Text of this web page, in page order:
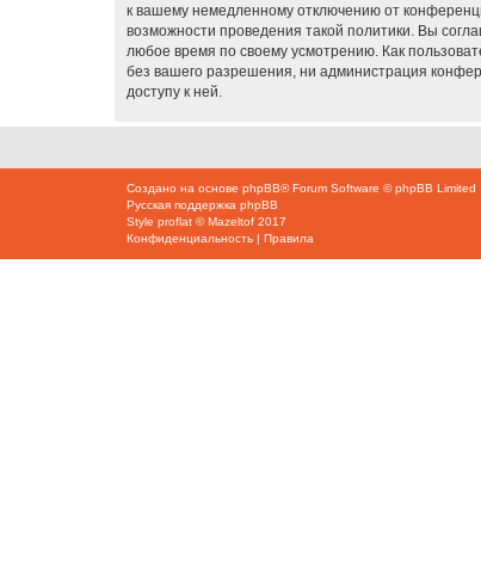
к вашему немедленному отключению от
возможности проведения такой политики. Вы
любое время по своему усмотрению. Как
без вашего разрешения, ни администрация
доступу к ней.
Создано на основе phpBB® Forum Software © phpBB Limited
Русская поддержка phpBB
Style proflat ©Mazeltof 2017
Конфиденциальность | Правила